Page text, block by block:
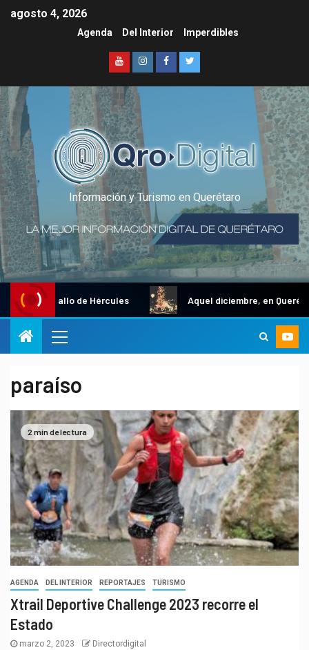
agosto 4, 2026
Agenda Del Interior Imperdibles
Información y Turismo en Querétaro
Gallo de Hércules Aquel diciembre, en Querétaro
paraíso
2 min de lectura
AGENDA DEL INTERIOR REPORTAJES TURISMO
Xtrail Deportive Challenge 2023 recorre el
Estado
marzo 2, 2023 Directordigital